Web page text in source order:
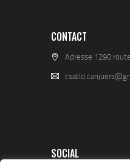
CONTACT
Adresse 1290
SOCIAL